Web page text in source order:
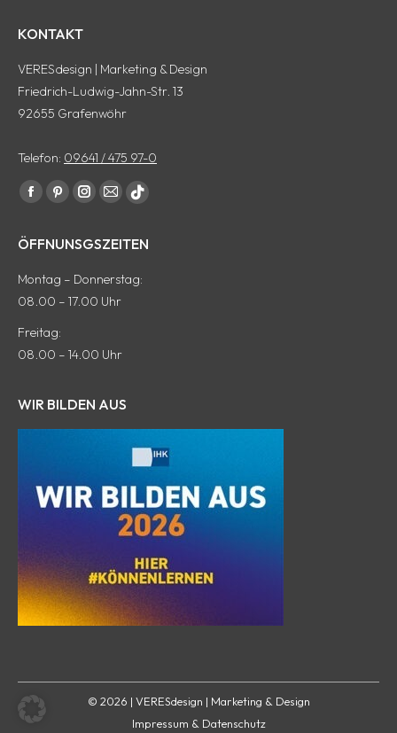
KONTAKT
VERESdesign | Marketing & Design
Friedrich-Ludwig-Jahn-Str. 13
92655 Grafenwöhr
Telefon: 09641 / 475 97-0
Finde uns auf:
Facebook
wird
einem
Fenster
geöffnet
Pinterest
wird
einem
Fenster
geöffnet
Instagram
wird
einem
geöffnet
E-
Seite
wird
in
Fenster
tiktok
wird
ÖFFNUNSGSZEITEN
Montag – Donnerstag:
08.00 – 17.00 Uhr
Freitag:
08.00 – 14.00 Uhr
WIR BILDEN AUS
© 2026 | VERESdesign | Marketing & Design
Impressum & Datenschutz